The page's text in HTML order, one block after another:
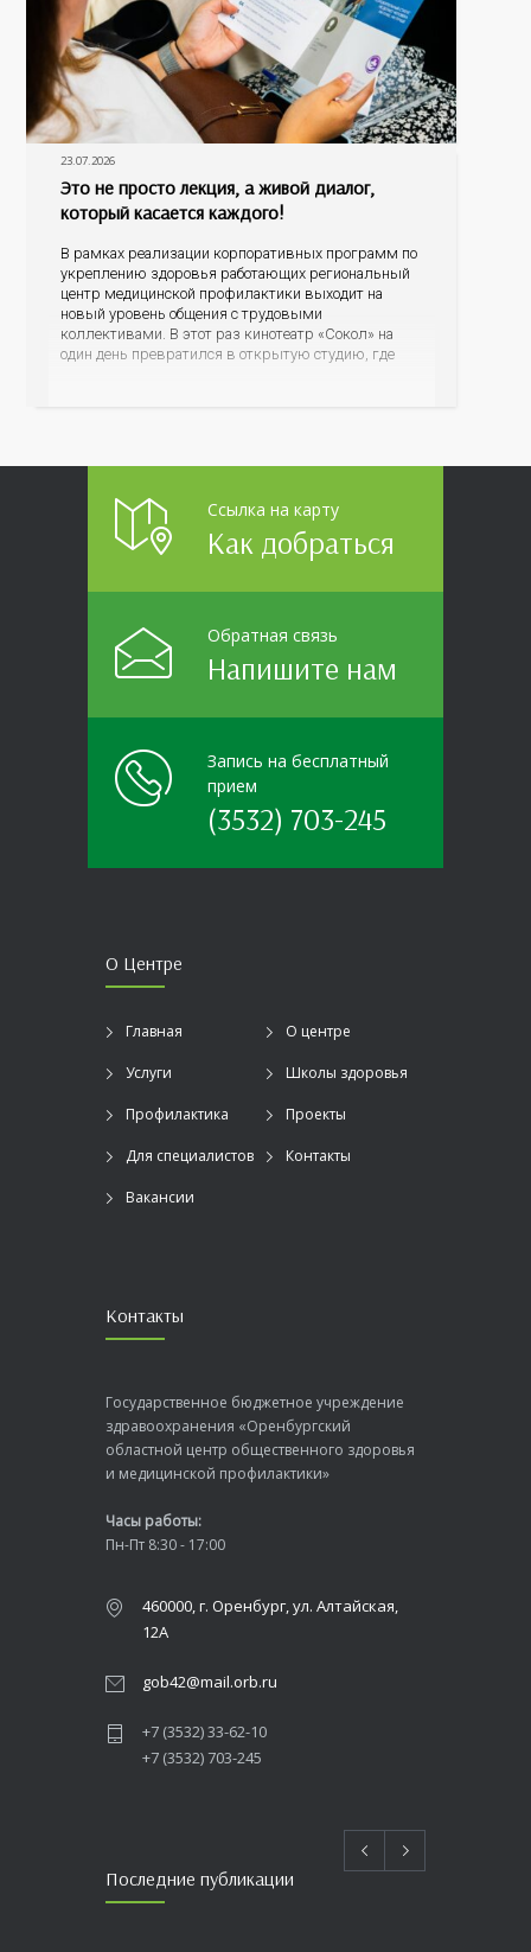
23.07.2026
Это не просто лекция, а живой диалог,
который касается каждого!
В рамках реализации корпоративных программ по
укреплению здоровья работающих региональный
центр медицинской профилактики выходит на
новый уровень общения с трудовыми
коллективами. В этот раз кинотеатр «Сокол» на
один день превратился в открытую студию, где
Ссылка на карту
Как добраться
Обратная связь
Напишите нам
Запись на бесплатный
прием
(3532) 703-245
О Центре
Главная О центре
Услуги Школы здоровья
Профилактика Проекты
Для специалистов Контакты
Вакансии
Контакты
Государственное бюджетное учреждение
здравоохранения «Оренбургский
областной центр общественного здоровья
и медицинской профилактики»
Часы работы:
Пн-Пт 8:30 - 17:00
460000, г. Оренбург, ул. Алтайская,
12А
gob42@mail.orb.ru
+7 (3532) 33-62-10
+7 (3532) 703-245
Последние публикации